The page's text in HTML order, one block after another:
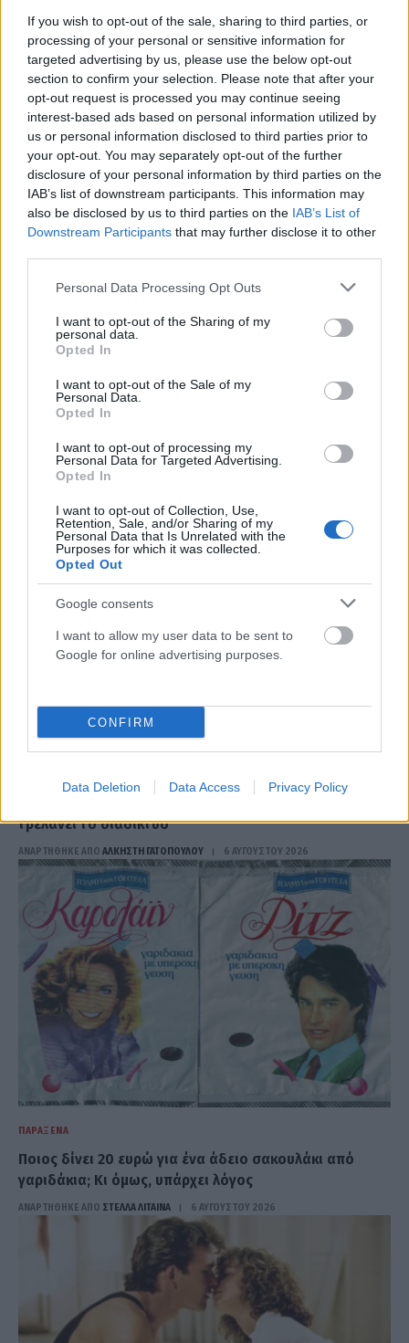
If you wish to opt-out of the sale, sharing to third parties, or
processing of your personal or sensitive information for
targeted advertising by us, please use the below opt-out
section to confirm your selection. Please note that after your
opt-out request is processed you may continue seeing
interest-based ads based on personal information utilized by
us or personal information disclosed to third parties prior to
your opt-out. You may separately opt-out of the further
disclosure of your personal information by third parties on the
IAB’s list of downstream participants. This information may
also be disclosed by us to third parties on the IAB’s List of
Downstream Participants that may further disclose it to other
Please note that this website/app uses one or more Google
not limited to your visit or usage behaviour. You may click to
grant or deny consent to Google and its third-party tags to
use your data for below specified purposes in below Google
consent section.
Personal Data Processing Opt Outs
I want to opt-out of the Sharing of my
personal data.
Opted In
I want to opt-out of the Sale of my
Personal Data.
Opted In
I want to opt-out of processing my
Personal Data for Targeted Advertising.
Opted In
I want to opt-out of Collection, Use,
Retention, Sale, and/or Sharing of my
Personal Data that Is Unrelated with the
Purposes for which it was collected.
Opted Out
Google consents
I want to allow my user data to be sent to
Google for online advertising purposes.
CONFIRM
Data Deletion Data Access Privacy Policy
ΠΑΡΆΞΕΝΑ
Οι οδηγία που δίνει η βορειοκορεατική τηλεόραση για
την αντιμετώπιση του καύσωνα είναι… σκυλόσουπα!
ΑΝΑΡΤΗΘΗΚΕ ΑΠΟ GMYLONAS 7 ΑΥΓΟΎΣΤΟΥ 2026
ΠΑΡΆΞΕΝΑ
Single era τέλος; 4 ζώδια που θα έχουν ερωτικές
εξελίξεις μέχρι τον Σεπτέμβριο
τρελάνει το διαδίκτυο
ΑΝΑΡΤΗΘΗΚΕ ΑΠΟ ΆΛΚΗΣΤΗ ΓΑΤΟΠΟΎΛΟΥ 6 ΑΥΓΟΎΣΤΟΥ 2026
ΠΑΡΆΞΕΝΑ
Ποιος δίνει 20 ευρώ για ένα άδειο σακουλάκι από
γαριδάκια; Κι όμως, υπάρχει λόγος
ΑΝΑΡΤΗΘΗΚΕ ΑΠΟ ΣΤΈΛΛΑ ΛΊΤΑΙΝΑ 6 ΑΥΓΟΎΣΤΟΥ 2026